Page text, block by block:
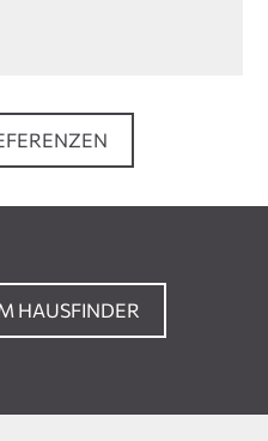
HAUSFINDER